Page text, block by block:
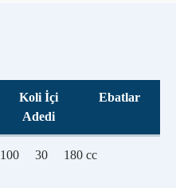
Koli İçi
Adedi
Ebatlar
100 30 180 cc